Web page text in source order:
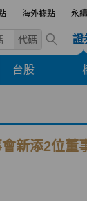
海外據點 永
代碼 證
台股
新添2位董